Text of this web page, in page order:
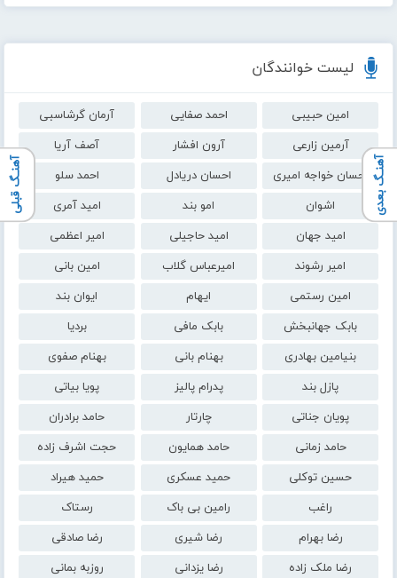
لیست خوانندگان
امین حبیبی احمد صفایی
آرمان گرشاسبی
آرمین زارعی
آرون افشار
آصف آریا
احسان خواجه امیری
احسان دریادل
احمد سلو
اشوان
امو بند
امید آمری
امید جهان
امید حاجیلی
امیر اعظمی
امیر رشوند
امیرعباس گلاب
امین بانی
امین رستمی
ایهام
ایوان بند
بابک جهانبخش
بابک مافی
بردیا
بنیامین بهادری
بهنام بانی
بهنام صفوی
پازل بند
پدرام پالیز
پویا بیاتی
پویان جناتی
چارتار
حامد برادران
حامد زمانی
حامد همایون
حجت اشرف زاده
حسین توکلی
حمید عسکری
حمید هیراد
راغب
رامین بی باک
رستاک
رضا بهرام
رضا شیری
رضا صادقی
رضا ملک زاده
رضا یزدانی
روزبه بمانی
آهنـگ بعدی آهنـگ قبلی